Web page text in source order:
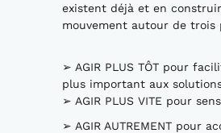
existent déjà et en
mouvement autour de trois
➢ AGIR PLUS TÔT pour
plus important aux
➢ AGIR PLUS VITE pour
➢ AGIR AUTREMENT pour